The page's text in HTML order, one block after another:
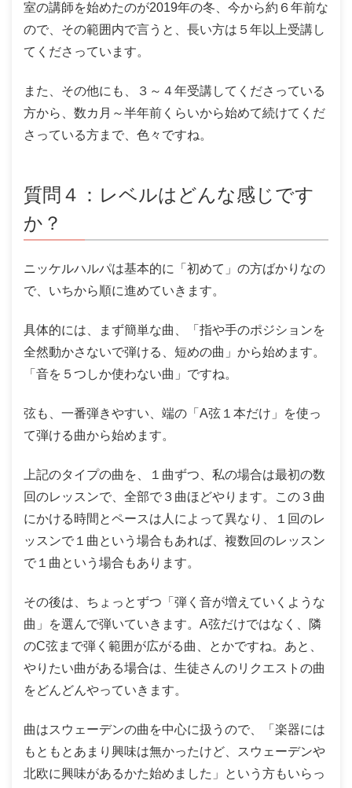
室の講師を始めたのが2019年の冬、今から約６年前な
ので、その範囲内で言うと、長い方は５年以上受講し
てくださっています。
また、その他にも、３～４年受講してくださっている
方から、数カ月～半年前くらいから始めて続けてくだ
さっている方まで、色々ですね。
質問４：レベルはどんな感じです
か？
ニッケルハルパは基本的に「初めて」の方ばかりなの
で、いちから順に進めていきます。
具体的には、まず簡単な曲、「指や手のポジションを
全然動かさないで弾ける、短めの曲」から始めます。
「音を５つしか使わない曲」ですね。
弦も、一番弾きやすい、端の「A弦１本だけ」を使っ
て弾ける曲から始めます。
上記のタイプの曲を、１曲ずつ、私の場合は最初の数
回のレッスンで、全部で３曲ほどやります。この３曲
にかける時間とペースは人によって異なり、１回のレ
ッスンで１曲という場合もあれば、複数回のレッスン
で１曲という場合もあります。
その後は、ちょっとずつ「弾く音が増えていくような
曲」を選んで弾いていきます。A弦だけではなく、隣
のC弦まで弾く範囲が広がる曲、とかですね。あと、
やりたい曲がある場合は、生徒さんのリクエストの曲
をどんどんやっていきます。
曲はスウェーデンの曲を中心に扱うので、「楽器には
もともとあまり興味は無かったけど、スウェーデンや
北欧に興味があるかた始めました」という方もいらっ